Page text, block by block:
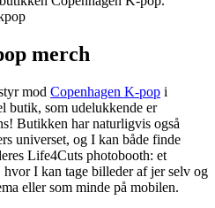
merch
mod Copenhagen K-pop i
butik, som udelukkende er
Butikken har naturligvis også
universet, og I kan både finde
Life4Cuts photobooth: et
I kan tage billeder af jer selv og
eller som minde på mobilen.